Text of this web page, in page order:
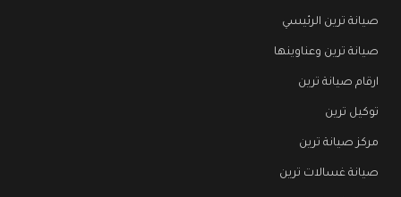
صيانة ترين الرئيسي
صيانة ترين وعناوينها
ارقام صيانة ترين
توكيل ترين
مركز صيانة ترين
صيانة غسالات ترين